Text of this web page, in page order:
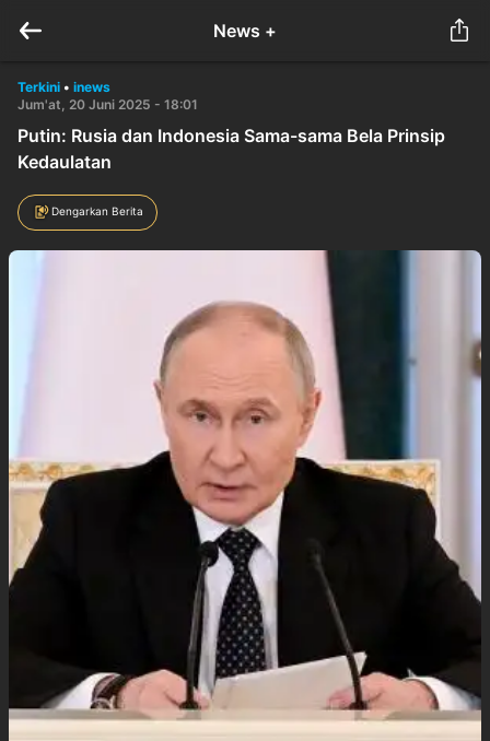
News +
Terkini • inews
Jum'at, 20 Juni 2025 - 18:01
Putin: Rusia dan Indonesia Sama-sama Bela Prinsip
Kedaulatan
Dengarkan Berita